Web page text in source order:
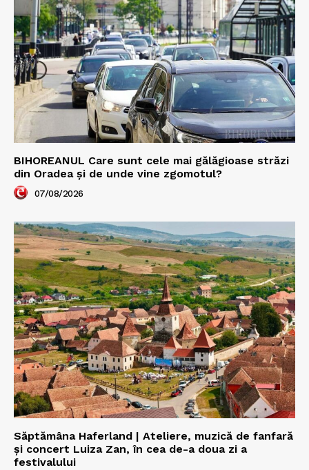
BIHOREANUL Care sunt cele mai gălăgioase străzi
din Oradea și de unde vine zgomotul?
07/08/2026
Săptămâna Haferland | Ateliere, muzică de fanfară
şi concert Luiza Zan, în cea de-a doua zi a
festivalului